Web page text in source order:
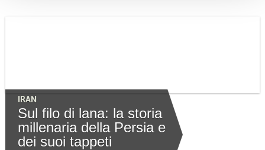
IRAN
Sul filo di lana: la storia
millenaria della Persia e
dei suoi tappeti